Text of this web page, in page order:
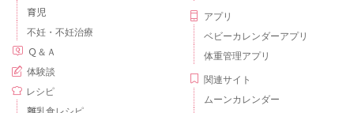
育児
不妊・不妊治療
Ｑ＆Ａ
体験談
レシピ
アプリ
ベビーカレンダーアプリ
体重管理アプリ
関連サイト
ムーンカレンダー